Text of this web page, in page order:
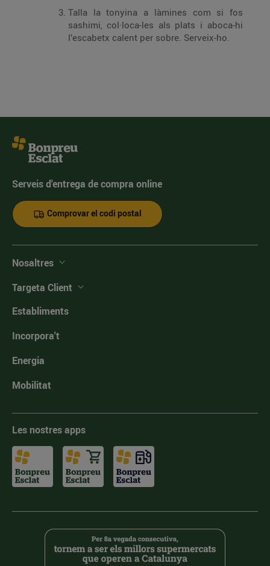
Talla la tonyina a làmines com si fos
sashimi, col·loca-les als plats i aboca-hi
l’escabetx calent per sobre. Serveix-ho.
Serveis d'entrega de compra online
Comprovar el codi postal
Nosaltres
Targeta Client
Establiments
Incorpora't
Energia
Mobilitat
Les nostres apps